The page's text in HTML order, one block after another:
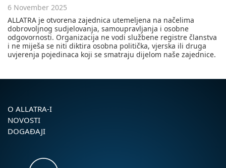
6 November 2025
ALLATRA je otvorena zajednica utemeljena na načelima
dobrovoljnog sudjelovanja, samoupravljanja i osobne
odgovornosti. Organizacija ne vodi službene registre članstva
i ne miješa se niti diktira osobna politička, vjerska ili druga
uvjerenja pojedinaca koji se smatraju dijelom naše zajednice.
O ALLATRA-I
NOVOSTI
DOGAĐAJI